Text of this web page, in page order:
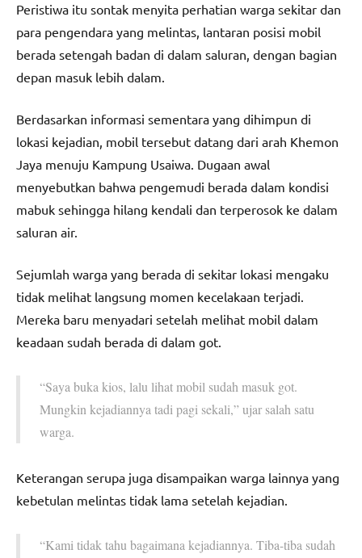
Peristiwa itu sontak menyita perhatian warga sekitar dan
para pengendara yang melintas, lantaran posisi mobil
berada setengah badan di dalam saluran, dengan bagian
depan masuk lebih dalam.
Berdasarkan informasi sementara yang dihimpun di
lokasi kejadian, mobil tersebut datang dari arah Khemon
Jaya menuju Kampung Usaiwa. Dugaan awal
menyebutkan bahwa pengemudi berada dalam kondisi
mabuk sehingga hilang kendali dan terperosok ke dalam
saluran air.
Sejumlah warga yang berada di sekitar lokasi mengaku
tidak melihat langsung momen kecelakaan terjadi.
Mereka baru menyadari setelah melihat mobil dalam
keadaan sudah berada di dalam got.
“Saya buka kios, lalu lihat mobil sudah masuk got.
Mungkin kejadiannya tadi pagi sekali,” ujar salah satu
warga.
Keterangan serupa juga disampaikan warga lainnya yang
kebetulan melintas tidak lama setelah kejadian.
“Kami tidak tahu bagaimana kejadiannya. Tiba-tiba sudah